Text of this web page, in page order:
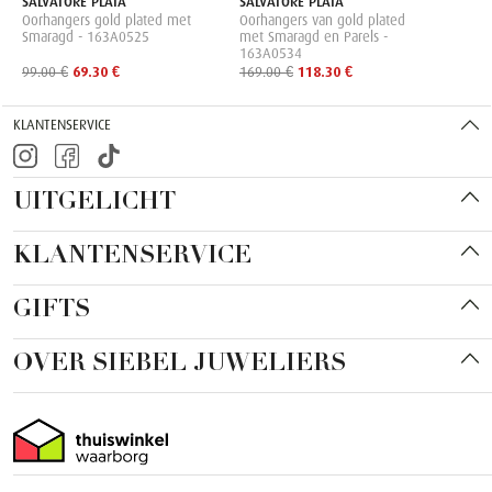
Oorhangers gold plated met
Smaragd - 163A0525
99.00 € 69.30 €
Oorhangers van gold plated
met Smaragd en Parels -
163A0534
169.00 € 118.30 €
KLANTENSERVICE
UITGELICHT
KLANTENSERVICE
GIFTS
OVER SIEBEL JUWELIERS